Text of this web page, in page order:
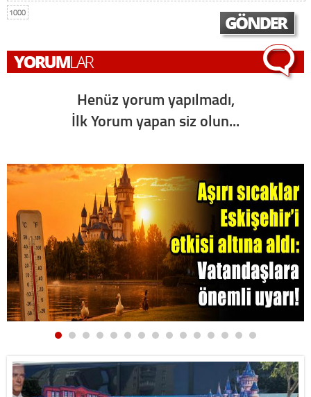
1000
Henüz yorum yapılmadı,
İlk Yorum yapan siz olun...